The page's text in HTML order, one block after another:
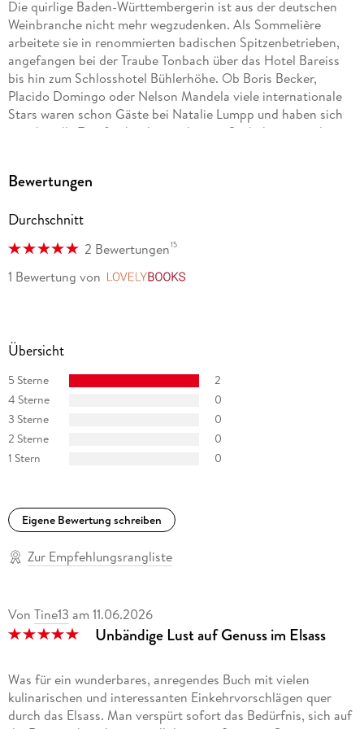
Die quirlige Baden-Württembergerin ist aus der deutschen
Weinbranche nicht mehr wegzudenken. Als Sommelière
arbeitete sie in renommierten badischen Spitzenbetrieben,
angefangen bei der Traube Tonbach über das Hotel Bareiss
bis hin zum Schlosshotel Bühlerhöhe. Ob Boris Becker,
Placido Domingo oder Nelson Mandela viele internationale
Stars waren schon Gäste bei Natalie Lumpp und haben sich
von ihr edle Tropfen kredenzen lassen. Sie bekam u. a. den
können, denn »Menschen, die nicht genießen können, sind
gearbeitet und wurde in dieser Zeit zu den führenden
europäischen Sommeliers gezählt. Jahr 1996 erreichte er mit
veröffentlicht und ist regelmäßiger Autor verschiedener
den britischen Circle of Wine Writers aufgenommen.
Bewertungen
Durchschnitt
2 Bewertungen15
1 Bewertung von
Übersicht
5 Sterne
2
4 Sterne
0
3 Sterne
0
2 Sterne
0
1 Stern
0
Eigene Bewertung schreiben
Zur Empfehlungsrangliste
Von Tine13 am 11.06.2026
Unbändige Lust auf Genuss im Elsass
Was für ein wunderbares, anregendes Buch mit vielen
kulinarischen und interessanten Einkehrvorschlägen quer
durch das Elsass. Man verspürt sofort das Bedürfnis, sich auf